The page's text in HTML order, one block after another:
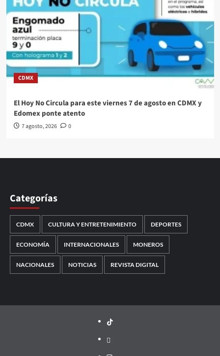
CDMX
El Hoy No Circula para este viernes 7 de agosto en CDMX y
Edomex ponte atento
7 agosto, 2026 0
Categorías
CDMX CULTURA Y ENTRETENIMIENTO DEPORTES
ECONOMÍA INTERNACIONALES MONEROS
NACIONALES NOTICIAS REVISTA DIGITAL
TikTok
threads